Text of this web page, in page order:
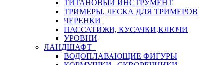
ТИТАНОВЫЙ ИНСТРУМЕНТ
ТРИМЕРЫ, ЛЕСКА ДЛЯ ТРИМЕРОВ
ЧЕРЕНКИ
ПАССАТИЖИ, КУСАЧКИ,КЛЮЧИ
УРОВНИ
ЛАНДШАФТ
ВОДОПЛАВАЮЩИЕ ФИГУРЫ